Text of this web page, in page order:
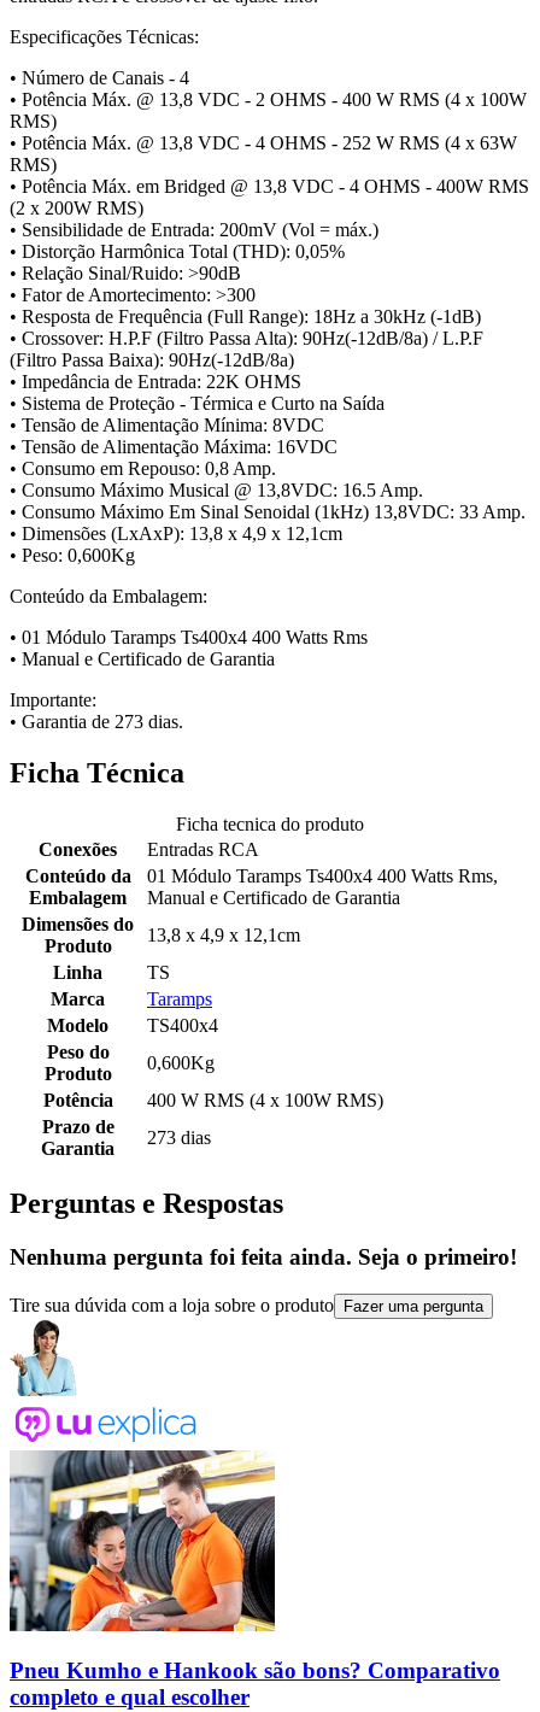
Especificações Técnicas:
• Número de Canais - 4
• Potência Máx. @ 13,8 VDC - 2 OHMS - 400 W RMS (4 x 100W
RMS)
• Potência Máx. @ 13,8 VDC - 4 OHMS - 252 W RMS (4 x 63W
RMS)
• Potência Máx. em Bridged @ 13,8 VDC - 4 OHMS - 400W RMS
(2 x 200W RMS)
• Sensibilidade de Entrada: 200mV (Vol = máx.)
• Distorção Harmônica Total (THD): 0,05%
• Relação Sinal/Ruido: >90dB
• Fator de Amortecimento: >300
• Resposta de Frequência (Full Range): 18Hz a 30kHz (-1dB)
• Crossover: H.P.F (Filtro Passa Alta): 90Hz(-12dB/8a) / L.P.F
(Filtro Passa Baixa): 90Hz(-12dB/8a)
• Impedância de Entrada: 22K OHMS
• Sistema de Proteção - Térmica e Curto na Saída
• Tensão de Alimentação Mínima: 8VDC
• Tensão de Alimentação Máxima: 16VDC
• Consumo em Repouso: 0,8 Amp.
• Consumo Máximo Musical @ 13,8VDC: 16.5 Amp.
• Consumo Máximo Em Sinal Senoidal (1kHz) 13,8VDC: 33 Amp.
• Dimensões (LxAxP): 13,8 x 4,9 x 12,1cm
• Peso: 0,600Kg
Conteúdo da Embalagem:
• 01 Módulo Taramps Ts400x4 400 Watts Rms
• Manual e Certificado de Garantia
Importante:
• Garantia de 273 dias.
Ficha Técnica
Ficha tecnica do produto
Conexões
Entradas RCA
Conteúdo da
Embalagem
01 Módulo Taramps Ts400x4 400 Watts Rms,
Manual e Certificado de Garantia
Dimensões do
Produto
13,8 x 4,9 x 12,1cm
Linha
TS
Marca
Taramps
Modelo
TS400x4
Peso do
Produto
0,600Kg
Potência
400 W RMS (4 x 100W RMS)
Prazo de
Garantia
273 dias
Perguntas e Respostas
Nenhuma pergunta foi feita ainda. Seja o primeiro!
Tire sua dúvida com a loja sobre o produto Fazer uma pergunta
Pneu Kumho e Hankook são bons? Comparativo
completo e qual escolher